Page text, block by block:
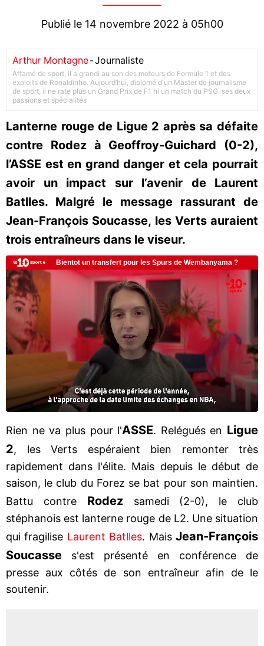
Publié le 14 novembre 2022 à 05h00
Arthur Montagne-Journaliste
Affamé de sport, il a grandi au son des moteurs de Formule 1 et des
exploits de Ronaldinho. Aujourd’hui, diplomé d'un Master de journalisme
de sport, il ne rate plus un Grand Prix de F1 ni un match du PSG, ses deux
passions et spécialités
Lanterne rouge de Ligue 2 après sa défaite
contre Rodez à Geoffroy-Guichard (0-2),
l’ASSE est en grand danger et cela pourrait
avoir un impact sur l’avenir de Laurent
Batlles. Malgré le message rassurant de
Jean-François Soucasse, les Verts auraient
trois entraîneurs dans le viseur.
Rien ne va plus pour l'ASSE. Relégués en Ligue
2, les Verts espéraient bien remonter très
rapidement dans l'élite. Mais depuis le début de
saison, le club du Forez se bat pour son maintien.
Battu contre Rodezsamedi (2-0), le club
stéphanois est lanterne rouge de L2. Une situation
qui fragilise Laurent Batlles. MaisJean-François
Soucasse s'est présenté en conférence de
presse aux côtés de son entraîneur afin de le
soutenir.